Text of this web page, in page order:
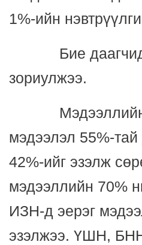
1%-ийн
Бие даагчид
зориулжээ.
Мэдээллийн
мэдээлэл 55%-
42%-ийг эзэлж
мэдээллийн 70%
ИЗН-д эерэг
эзэлжээ. ҮШН,